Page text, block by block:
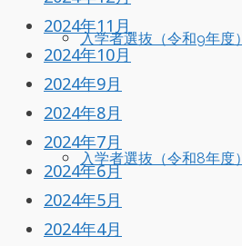
入学者選抜（令和9年度）
入学者選抜（令和8年度）
2024年11月
2024年10月
2024年9月
2024年8月
2024年7月
2024年6月
2024年5月
2024年4月